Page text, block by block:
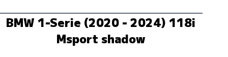
BMW 1-Serie (2020 - 2024) 118i
Msport shadow